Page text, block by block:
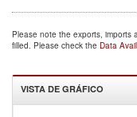
Please note the exports,
filled. Please check the Data
VISTA DE GRÁFICO